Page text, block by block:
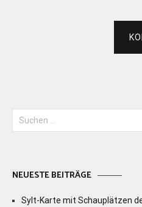
Suchen
nach:
NEUESTE BEITRÄGE
Sylt-Karte mit Schauplätzen